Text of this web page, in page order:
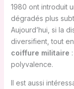
1980 ont introduit
dégradés plus
Aujourd’hui, si la
diversifient, tout
coiffure militaire
polyvalence.
Il est aussi